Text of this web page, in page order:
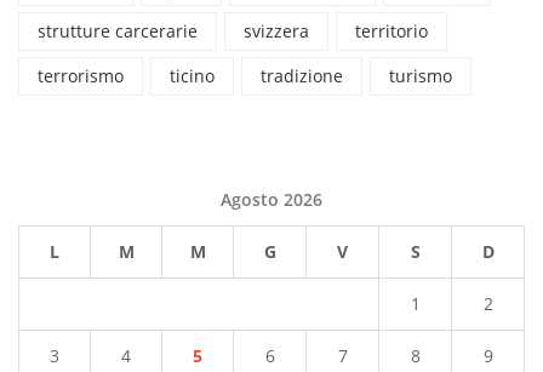
strutture carcerarie
svizzera
territorio
terrorismo
ticino tradizione turismo
Agosto 2026
L M M G V S D
1 2
3 4 5 6 7 8 9